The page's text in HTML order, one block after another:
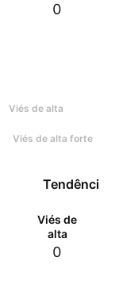
0
Viés de alta
Viés de alta forte
Tendência
Viés de
alta
0